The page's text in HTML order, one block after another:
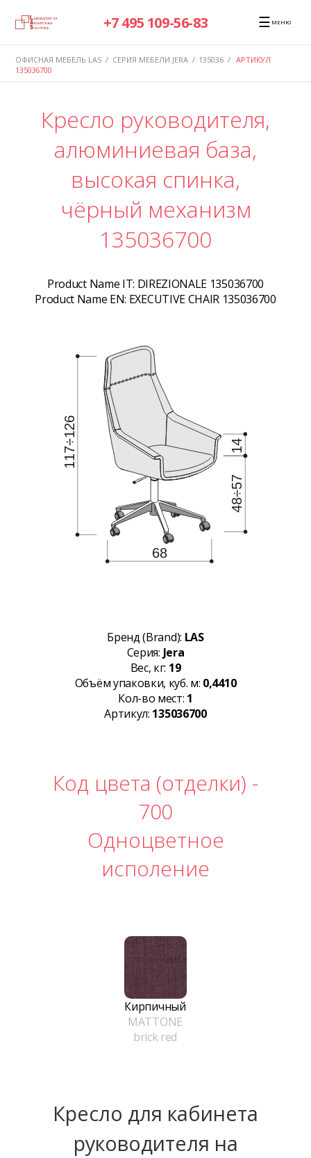
+7 495 109-56-83 ☰ МЕНЮ
ОФИСНАЯ МЕБЕЛЬ LAS / СЕРИЯ МЕБЕЛИ JERA / 135036 / АРТИКУЛ
135036700
Кресло руководителя,
алюминиевая база,
высокая спинка,
чёрный механизм
135036700
Product Name IT: DIREZIONALE 135036700
Product Name EN: EXECUTIVE CHAIR 135036700
Бренд (Brand): LAS
Серия: Jera
Вес, кг: 19
Объём упаковки, куб. м: 0,4410
Кол-во мест: 1
Артикул: 135036700
Код цвета (отделки) -
700
Одноцветное
исполение
Кирпичный
MATTONE
brick red
Кресло для кабинета
руководителя на